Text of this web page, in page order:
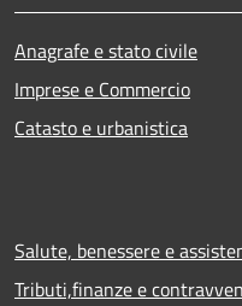
Anagrafe e stato civile
Imprese e Commercio
Catasto e urbanistica
Salute, benessere e
Tributi,finanze e